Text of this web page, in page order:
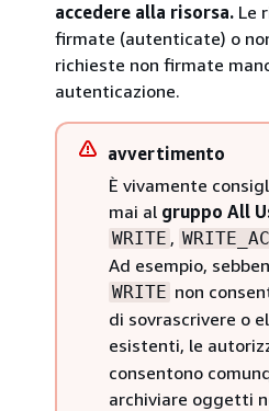
accedere alla risorsa. Le
firmate (autenticate) o
richieste non firmate
autenticazione.
avvertimento
È vivamente
mai al gruppo All
WRITE ,
Ad esempio,
WRITE non
di sovrascrivere o
esistenti, le
consentono
archiviare oggetti